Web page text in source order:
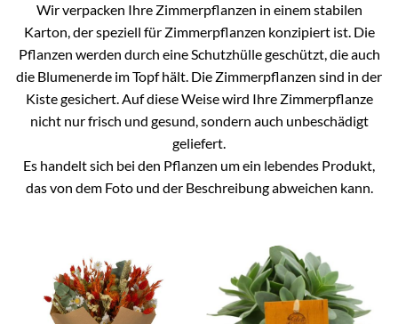
Wir verpacken Ihre Zimmerpflanzen in einem stabilen
Karton, der speziell für Zimmerpflanzen konzipiert ist. Die
Pflanzen werden durch eine Schutzhülle geschützt, die auch
die Blumenerde im Topf hält. Die Zimmerpflanzen sind in der
Kiste gesichert. Auf diese Weise wird Ihre Zimmerpflanze
nicht nur frisch und gesund, sondern auch unbeschädigt
geliefert.
Es handelt sich bei den Pflanzen um ein lebendes Produkt,
das von dem Foto und der Beschreibung abweichen kann.